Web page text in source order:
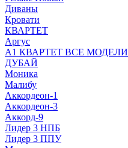
Диваны
Кровати
КВАРТЕТ
Аргус
А1 КВАРТЕТ ВСЕ МОДЕЛИ
ДУБАЙ
Моника
Малибу
Аккордеон-1
Аккордеон-3
Аккорд-9
Лидер 3 НПБ
Лидер 3 ППУ